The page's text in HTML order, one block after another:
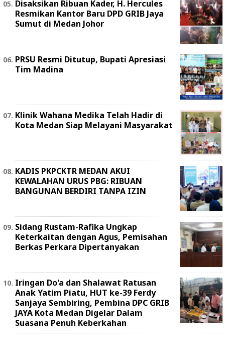
Disaksikan Ribuan Kader, H. Hercules
Resmikan Kantor Baru DPD GRIB Jaya
Sumut di Medan Johor
PRSU Resmi Ditutup, Bupati Apresiasi
Tim Madina
Klinik Wahana Medika Telah Hadir di
Kota Medan Siap Melayani Masyarakat
KADIS PKPCKTR MEDAN AKUI
KEWALAHAN URUS PBG: RIBUAN
BANGUNAN BERDIRI TANPA IZIN
Sidang Rustam-Rafika Ungkap
Keterkaitan dengan Agus, Pemisahan
Berkas Perkara Dipertanyakan
Iringan Do'a dan Shalawat Ratusan
Anak Yatim Piatu, HUT ke-39 Ferdy
Sanjaya Sembiring, Pembina DPC GRIB
JAYA Kota Medan Digelar Dalam
Suasana Penuh Keberkahan